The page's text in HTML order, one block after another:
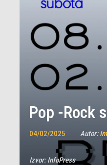
Pop -Rock
04/02/2025 Autor:
Izvor:InfoPress